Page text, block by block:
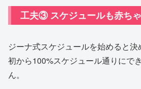
工夫③ スケジュールも赤ち
ジーナ式スケジュールを始めると
初から100%スケジュール通りにで
ん。